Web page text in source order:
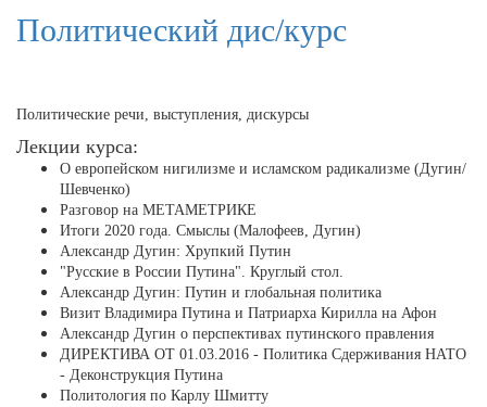
Политический дис/курс
Политические речи, выступления, дискурсы
Лекции курса:
О европейском нигилизме и исламском радикализме (Дугин/
Шевченко)
Разговор на МЕТАМЕТРИКЕ
Итоги 2020 года. Смыслы (Малофеев, Дугин)
Александр Дугин: Хрупкий Путин
"Русские в России Путина". Круглый стол.
Александр Дугин: Путин и глобальная политика
Визит Владимира Путина и Патриарха Кирилла на Афон
Александр Дугин о перспективах путинского правления
ДИРЕКТИВА ОТ 01.03.2016 - Политика Сдерживания НАТО
- Деконструкция Путина
Политология по Карлу Шмитту